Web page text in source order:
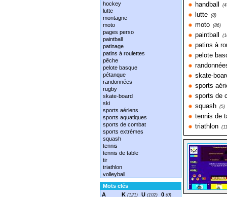
hockey
lutte
montagne
moto
pages perso
paintball
patinage
patins à roulettes
pêche
pelote basque
pétanque
randonnées
rugby
skate-board
ski
sports aériens
sports aquatiques
sports de combat
sports extrèmes
squash
tennis
tennis de table
tir
triathlon
volleyball
Mots clés
A
K (121) U (102) 0 (0)
handball
lutte (8)
moto (86)
paintball
patins à
pelote
skate-
sports
sports de
squash (5)
tennis de
triathlon